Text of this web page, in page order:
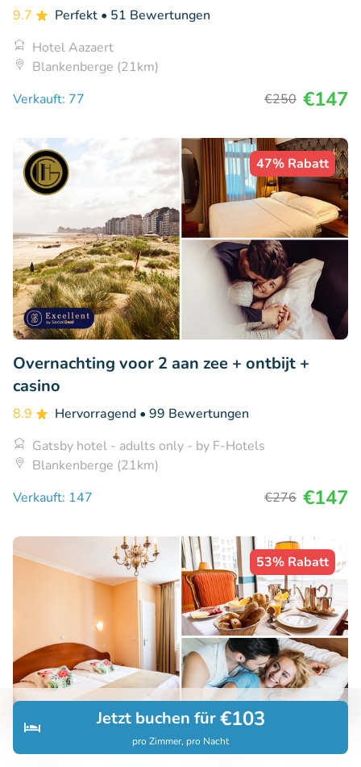
Suchen Buchungen
Jetzt buchen für€103
pro Zimmer, pro Nacht
9.7 Perfekt • 51 Bewertungen
Hotel Aazaert
Blankenberge (21km)
Verkauft: 77
€250 €147
47% Rabatt
Overnachting voor 2 aan zee + ontbijt +
casino
8.9 Hervorragend • 99 Bewertungen
Gatsby hotel - adults only - by F-Hotels
Blankenberge (21km)
Verkauft: 147
€276 €147
53% Rabatt
Overnachting voor 2 aan zee + ontbijt +